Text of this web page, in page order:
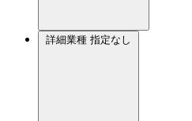
詳細業種 指定なし